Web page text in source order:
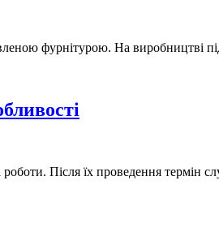
фурнітурою. На виробництві
Після їх проведення термін